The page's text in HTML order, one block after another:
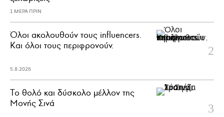
1 ΜΕΡΑ ΠΡΙΝ
Όλοι ακολουθούν τους influencers.
Και όλοι τους περιφρονούν.
5.8.2026
Το θολό και δύσκολο μέλλον της
Μονής Σινά